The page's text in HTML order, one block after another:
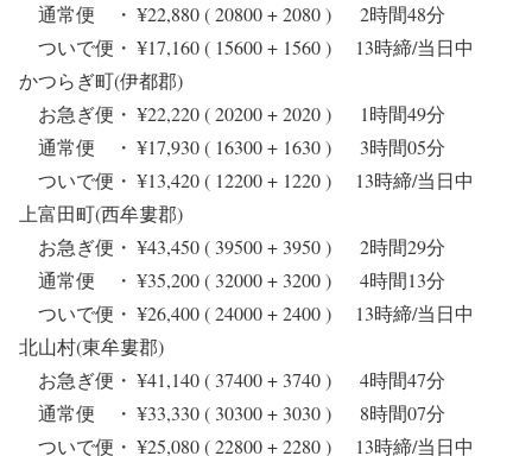
通常便 ・ ¥22,880 ( 20800 + 2080 ) 2時間48分
ついで便・ ¥17,160 ( 15600 + 1560 ) 13時締/当日中
かつらぎ町(伊都郡)
お急ぎ便・ ¥22,220 ( 20200 + 2020 ) 1時間49分
通常便 ・ ¥17,930 ( 16300 + 1630 ) 3時間05分
ついで便・ ¥13,420 ( 12200 + 1220 ) 13時締/当日中
上富田町(西牟婁郡)
お急ぎ便・ ¥43,450 ( 39500 + 3950 ) 2時間29分
通常便 ・ ¥35,200 ( 32000 + 3200 ) 4時間13分
ついで便・ ¥26,400 ( 24000 + 2400 ) 13時締/当日中
北山村(東牟婁郡)
お急ぎ便・ ¥41,140 ( 37400 + 3740 ) 4時間47分
通常便 ・ ¥33,330 ( 30300 + 3030 ) 8時間07分
ついで便・ ¥25,080 ( 22800 + 2280 ) 13時締/当日中